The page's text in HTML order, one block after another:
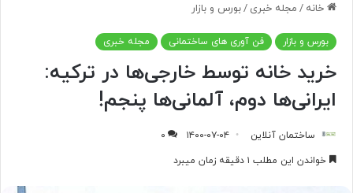
خانه / مجله خبری /بورس و بازار
بورس و بازار فن آوری های ساختمانی مجله خبری
خرید خانه توسط خارجی‌ها در ترکیه:
ایرانی‌ها دوم، آلمانی‌ها پنجم!
ساختمان آنلاین ۱۴۰۰-۰۷-۰۴
۰
خواندن این مطلب ۱ دقیقه زمان میبرد